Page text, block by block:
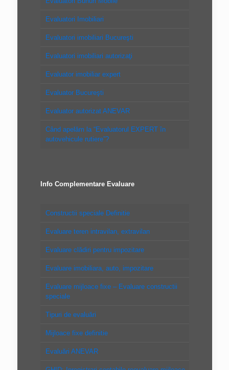
Evaluatori Imobiliari
Evaluatori imobiliari Bucureşti
Evaluatori imobiliari autorizaţi
Evaluator imobiliar expert
Evaluator Bucureşti
Evaluator autorizat ANEVAR
Când apelăm la “Evaluatorul EXPERT în
autovehicule rutiere”?
Info Complementare Evaluare
Constructii speciale Definitie
Evaluare teren intravilan, extravilan
Evaluare clădiri pentru impozitare
Evaluare imobiliara, auto, impozitare
Evaluare mijloace fixe – Evaluare constructii
speciale
Tipuri de evaluări
Mijloace fixe definitie
Evaluări ANEVAR